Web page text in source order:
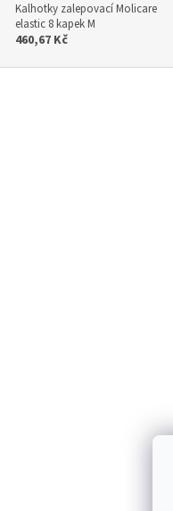
Kalhotky zalepovací Molicare
elastic 8 kapek M
460,67 Kč